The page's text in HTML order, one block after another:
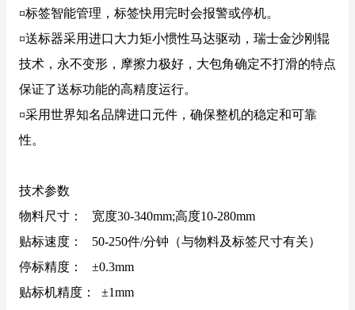
停标精度： ±0.3mm
贴标机精度： ±1mm
使用环境温度：5-45℃
使用环境湿度：15-90%（无冷凝）
输送带宽度： 91mm
¤标签智能管理，标签快用完时会报警或停机。
¤送标器采用进口大力矩小惯性马达驱动，瑞士金沙刚辊
技术，永不变形，摩擦力极好，大包角确定不打滑的特点
保证了送标功能的高精度运行。
¤采用世界知名品牌进口元件，确保整机的稳定和可靠
性。
技术参数
物料尺寸：
宽度30-340mm;高度10-280mm
贴标速度：
50-250件/分钟（与物料及标签尺寸有关）
停标精度：
±0.3mm
贴标机精度：
±1mm